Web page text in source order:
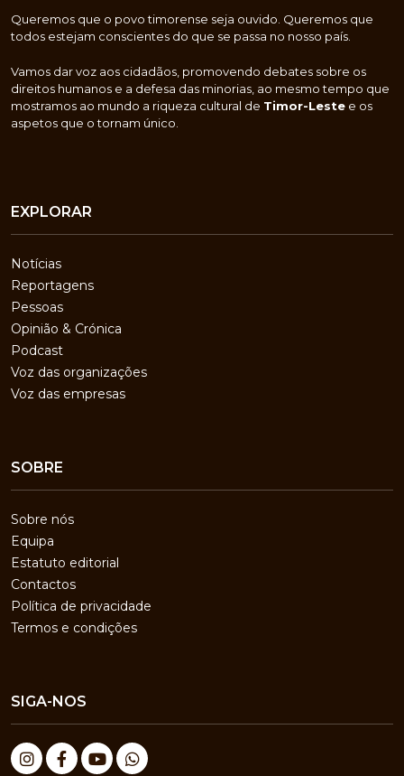
Queremos que o povo timorense seja ouvido. Queremos que
todos estejam conscientes do que se passa no nosso país.
Vamos dar voz aos cidadãos, promovendo debates sobre os
direitos humanos e a defesa das minorias, ao mesmo tempo que
mostramos ao mundo a riqueza cultural de Timor-Leste e os
aspetos que o tornam único.
EXPLORAR
Notícias
Reportagens
Pessoas
Opinião & Crónica
Podcast
Voz das organizações
Voz das empresas
SOBRE
Sobre nós
Equipa
Estatuto editorial
Contactos
Política de privacidade
Termos e condições
SIGA-NOS